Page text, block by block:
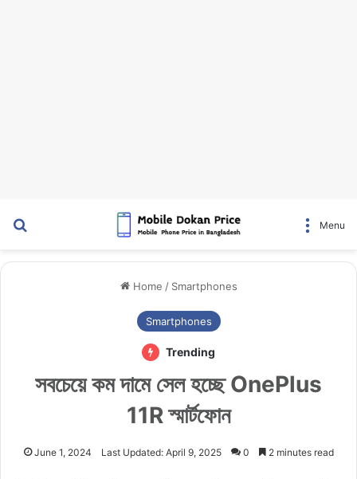
Menu
Home / Smartphones
Smartphones
Trending
সবচেয়ে কম দামে সেল হচ্ছে OnePlus
11R স্মার্টফোন
June 1, 2024 Last Updated: April 9, 2025 0 2 minutes read